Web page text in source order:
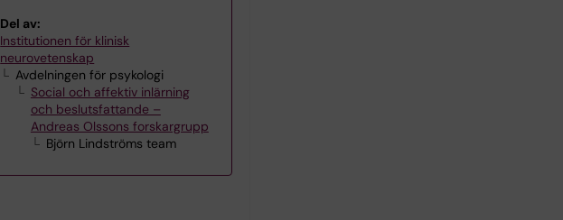
Del av:
Institutionen för klinisk
neurovetenskap
Avdelningen för psykologi
Social och affektiv inlärning
och beslutsfattande –
Andreas Olssons forskargrupp
Björn Lindströms team